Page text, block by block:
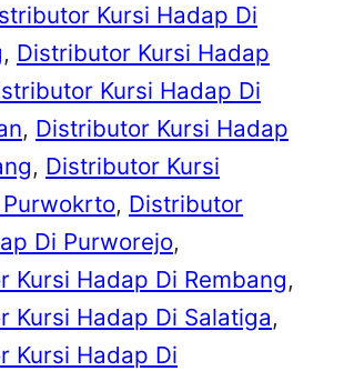
Kursi Hadap Di
, Distributor Kursi Hadap
Kursi Hadap Di
, Distributor Kursi Hadap
, Distributor Kursi
, Distributor
Di Purworejo
Kursi Hadap Di Rembang
Kursi Hadap Di Salatiga
Kursi Hadap Di